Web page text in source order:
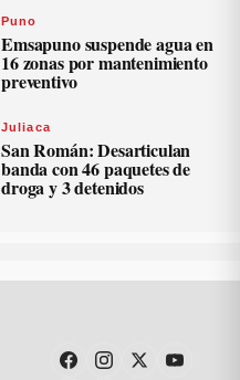
Puno
Emsapuno suspende agua en
16 zonas por mantenimiento
preventivo
Juliaca
San Román: Desarticulan
banda con 46 paquetes de
droga y 3 detenidos